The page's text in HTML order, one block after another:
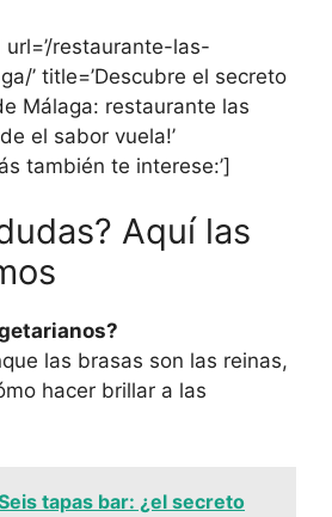
restaurante-las-
’ title=’Descubre el secreto
Málaga: restaurante las
el sabor vuela!’
también te interese:’]
Aquí las
las brasas son las reinas,
hacer brillar a las
tapas bar: ¿el secreto